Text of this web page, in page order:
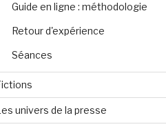
Guide en ligne : méthodologie
Retour d'expérience
Séances
univers de la presse